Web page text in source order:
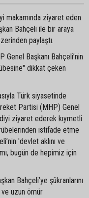
makamında ziyaret eden
Bahçeli ile bir araya
paylaştı.
Genel Başkanı Bahçeli’nin
dikkat çeken
Türk siyasetinde
Partisi (MHP) Genel
ziyaret ederek kıymetli
istifade etme
'devlet aklını ve
bugün de hepimiz için
Bahçeli’ye şükranlarını
ve uzun ömür